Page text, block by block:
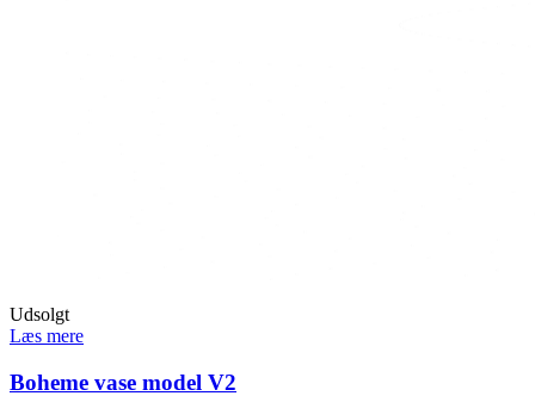
Udsolgt
Læs mere
Boheme vase model V2